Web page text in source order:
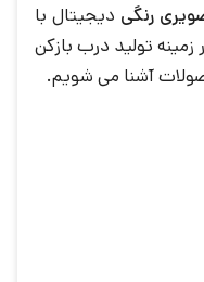
رنگی ديجيتال با
توليد درب بازکن
آشنا می شویم.